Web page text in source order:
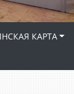
КАРТА